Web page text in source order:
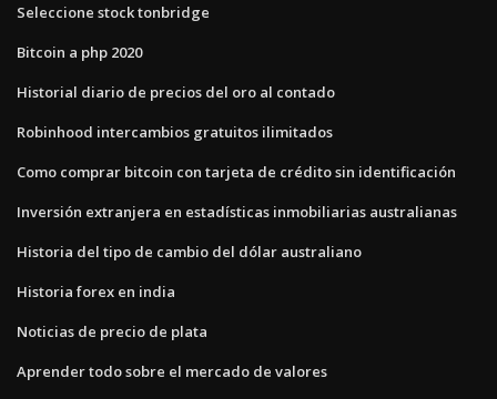
Seleccione stock tonbridge
Bitcoin a php 2020
Historial diario de precios del oro al contado
Robinhood intercambios gratuitos ilimitados
Como comprar bitcoin con tarjeta de crédito sin identificación
Inversión extranjera en estadísticas inmobiliarias australianas
Historia del tipo de cambio del dólar australiano
Historia forex en india
Noticias de precio de plata
Aprender todo sobre el mercado de valores